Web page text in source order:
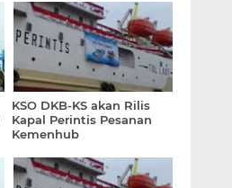
KSO DKB-KS akan Rilis
Kapal Perintis Pesanan
Kemenhub